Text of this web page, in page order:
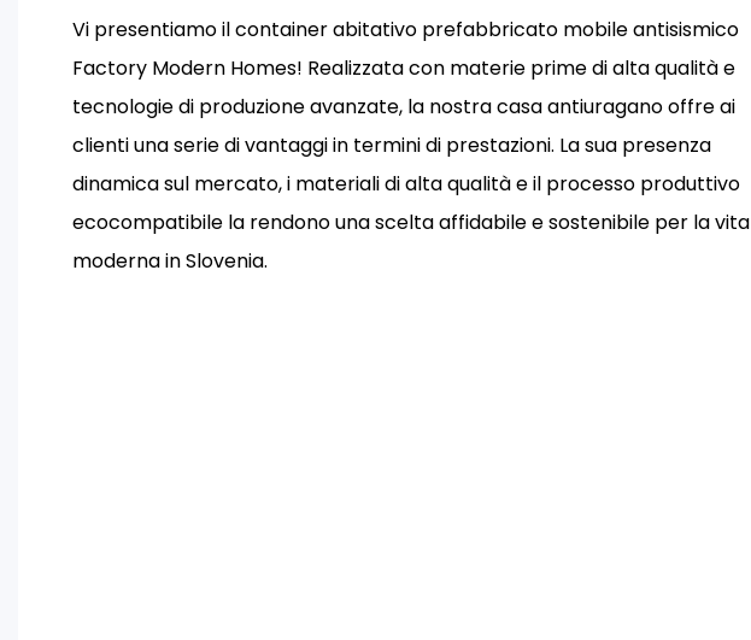
Vi presentiamo il container abitativo prefabbricato mobile antisismico
Factory Modern Homes! Realizzata con materie prime di alta qualità e
tecnologie di produzione avanzate, la nostra casa antiuragano offre ai
clienti una serie di vantaggi in termini di prestazioni. La sua presenza
dinamica sul mercato, i materiali di alta qualità e il processo produttivo
ecocompatibile la rendono una scelta affidabile e sostenibile per la vita
moderna in Slovenia.